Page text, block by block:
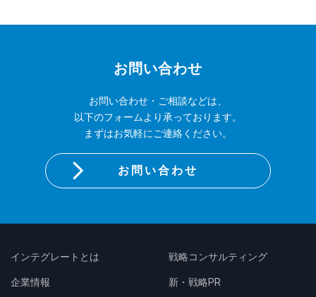
お問い合わせ
お問い合わせ・ご相談などは、
以下のフォームより承っております。
まずはお気軽にご連絡ください。
お問い合わせ
インテグレートとは
企業情報
戦略コンサルティング
新・戦略PR